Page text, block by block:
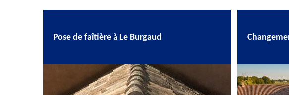
Pose de faîtière à Le Burgaud